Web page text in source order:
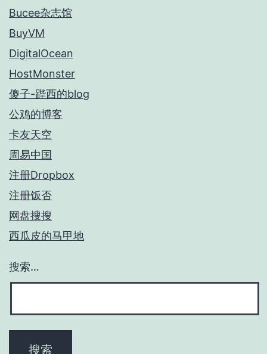
Bucee杂志馆
BuyVM
DigitalOcean
HostMonster
傻子-跸西的blog
公鸡的博客
卡友天空
周易中国
注册Dropbox
注册饭否
网盘搜搜
西瓜皮的马甲地
搜索…